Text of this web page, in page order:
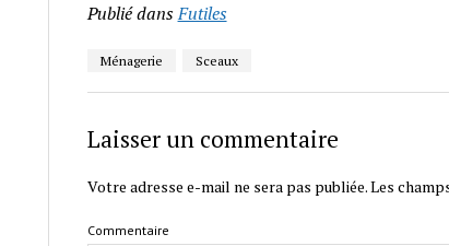
Publié dansFutiles
Ménagerie Sceaux
Laisser un commentaire
Votre adresse e-mail ne sera pas publiée.Les
Commentaire